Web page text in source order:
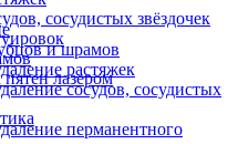
сосудистых звёздочек
лазером
и шрамов
растяжек
сосудов, сосудистых
перманентного